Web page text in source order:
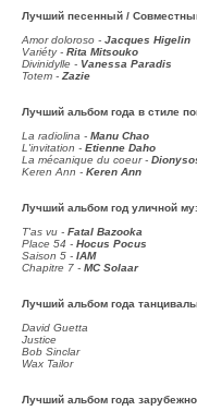
Лучший песенный /
Amor doloroso - Jacques Higelin
Variéty - Rita Mitsouko
Divinidylle - Vanessa Paradis
Totem - Zazie
Лучший альбом года в стиле
La radiolina - Manu Chao
L'invitation - Etienne Daho
La mécanique du coeur -
Keren Ann - Keren Ann
Лучший альбом год уличной
T'as vu - Fatal Bazooka
Place 54 - Hocus Pocus
Saison 5 - IAM
Chapitre 7 - MC Solaar
Лучший альбом года
David Guetta
Justice
Bob Sinclar
Wax Tailor
Лучший альбом года